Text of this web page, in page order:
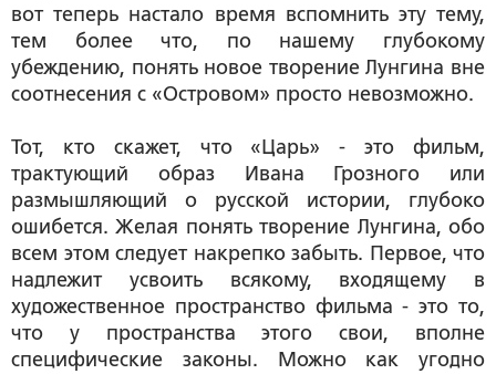
вот теперь настало время вспомнить эту тему,
тем более что, по нашему глубокому
убеждению, понять новое творение Лунгина вне
соотнесения с «Островом» просто невозможно.
Тот, кто скажет, что «Царь» - это фильм,
трактующий образ Ивана Грозного или
размышляющий о русской истории, глубоко
ошибется. Желая понять творение Лунгина, обо
всем этом следует накрепко забыть. Первое, что
надлежит усвоить всякому, входящему в
художественное пространство фильма - это то,
что у пространства этогосвои, вполне
специфические законы. Можно как угодно